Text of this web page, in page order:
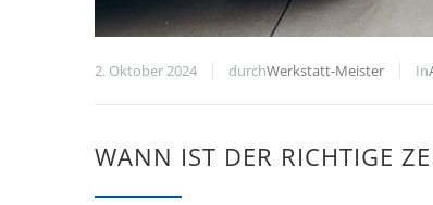
2. Oktober 2024 durchWerkstatt-Meister In
WANN IST DER RICHTIGE